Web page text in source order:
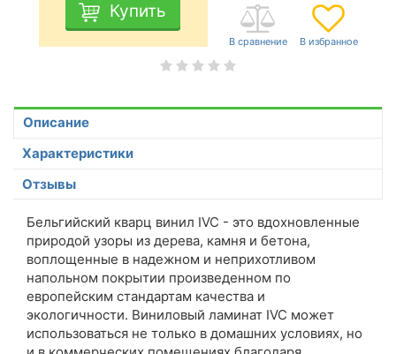
Купить
Описание
Характеристики
Отзывы
Бельгийский кварц винил IVC - это вдохновленные
природой узоры из дерева, камня и бетона,
воплощенные в надежном и неприхотливом
напольном покрытии произведенном по
европейским стандартам качества и
экологичности. Виниловый ламинат IVC может
использоваться не только в домашних условиях, но